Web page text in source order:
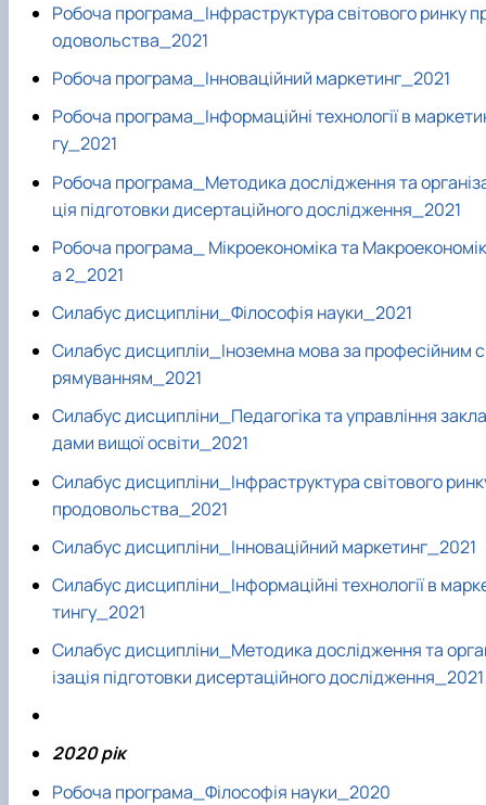
Робоча програма_Інфраструктура світового ринку
одовольства_2021
Робоча програма_Інноваційний маркетинг_2021
Робоча програма_Інформаційні технології в
гу_2021
Робоча програма_Методика дослідження та
ція підготовки дисертаційного дослідження_2021
Робоча програма_ Мікроекономіка та Макроекономік
а 2_2021
Силабус дисципліни_Філософія науки_2021
Силабус дисципліи_Іноземна мова за професійним
рямуванням_2021
Силабус дисципліни_Педагогіка та управління закла
дами вищої освіти_2021
Силабус дисципліни_Інфраструктура світового
продовольства_2021
Силабус дисципліни_Інноваційний маркетинг_2021
Силабус дисципліни_Інформаційні технології в
тингу_2021
Силабус дисципліни_Методика дослідження та
ізація підготовки дисертаційного дослідження_2021
2020 рік
Робоча програма_Філософія науки_2020